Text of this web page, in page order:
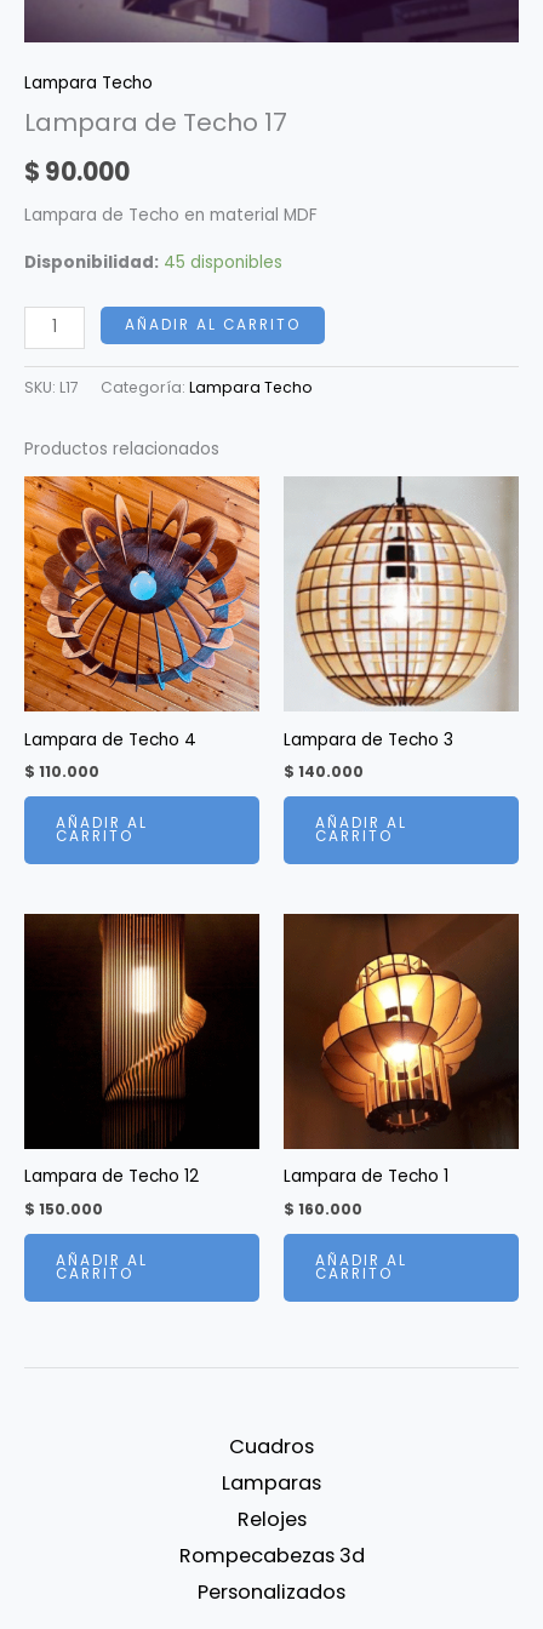
Lampara Techo
Lampara de Techo 17
$ 90.000
Lampara de Techo en material MDF
Disponibilidad: 45 disponibles
AÑADIR AL CARRITO
SKU: L17 Categoría: Lampara Techo
Productos relacionados
Lampara de Techo 4
$ 110.000
AÑADIR AL
CARRITO
Lampara de Techo 3
$ 140.000
AÑADIR AL
CARRITO
Lampara de Techo 12
$ 150.000
AÑADIR AL
CARRITO
Lampara de Techo 1
$ 160.000
AÑADIR AL
CARRITO
Cuadros
Lamparas
Relojes
Rompecabezas 3d
Personalizados